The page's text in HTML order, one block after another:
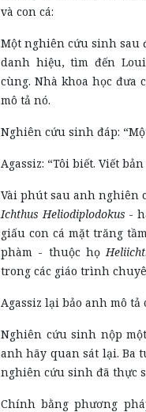
và con cá:
Một nghiên cứu sinh sau
danh hiệu, tìm đến
cùng. Nhà khoa học đưa
mô tả nó.
Nghiên cứu sinh đáp:
Agassiz: “Tôi biết. Viết
Vài phút sau anh nghiên
Ichthus Heliodiplodokus -
giấu con cá mặt trăng
phàm - thuộc họ
trong các giáo trình
Agassiz lại bảo anh mô tả
Nghiên cứu sinh nộp
anh hãy quan sát lại. Ba
nghiên cứu sinh đã thực
Chính bằng phương